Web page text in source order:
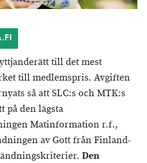
till det mest
till medlemspris. Avgiften
så att SLC:s och MTK:s
på den lägsta
Matinformation r.f.,
av Gott från Finland-
Den